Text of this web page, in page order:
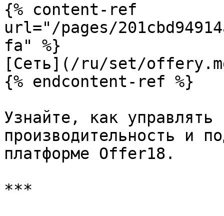
{% content-ref
url="/pages/
fa" %}
[Сеть](/ru/set/
{% endcontent-ref %}
Узнайте, как управлять
производительность и
платформе Offer18.
***